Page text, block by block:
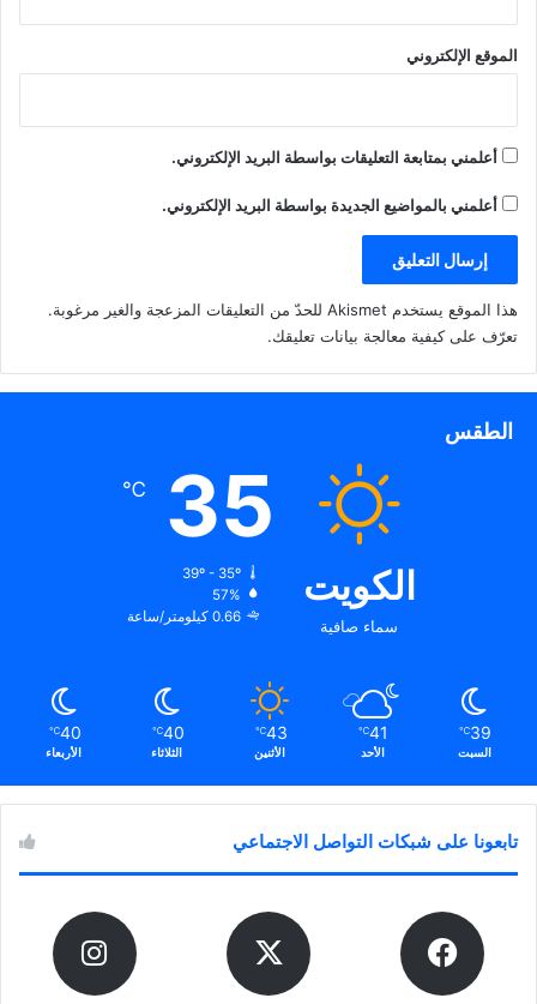
ن
ف
ذ
ي
ة
)
ة ذ
)
«التربية»: الاختبارات
الإلكترونية للوظائف الإشرافية
الموقع الإلكتروني
أعلمني بمتابعة التعليقات بواسطة البريد الإلكتروني.
أعلمني بالمواضيع الجديدة بواسطة البريد الإلكتروني.
هذا الموقع يستخدم Akismet للحدّ من التعليقات المزعجة والغير مرغوبة.
تعرّف على كيفية معالجة بيانات تعليقك.
الطقس
الكويت
سماء صافية
35
℃
39º - 35º
57%
0.66 كيلومتر/ساعة
39
℃
السبت
41
℃
الأحد
43
℃
الأثنين
40
℃
الثلاثاء
40
℃
الأربعاء
تابعونا على شبكات التواصل الاجتماعي